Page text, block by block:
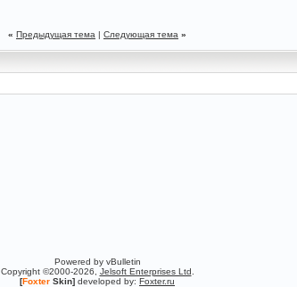
« Предыдущая тема | Следующая тема »
Powered by vBulletin
Copyright ©2000-2026, Jelsoft Enterprises Ltd
[Foxter Skin] developed by: Foxter.ru